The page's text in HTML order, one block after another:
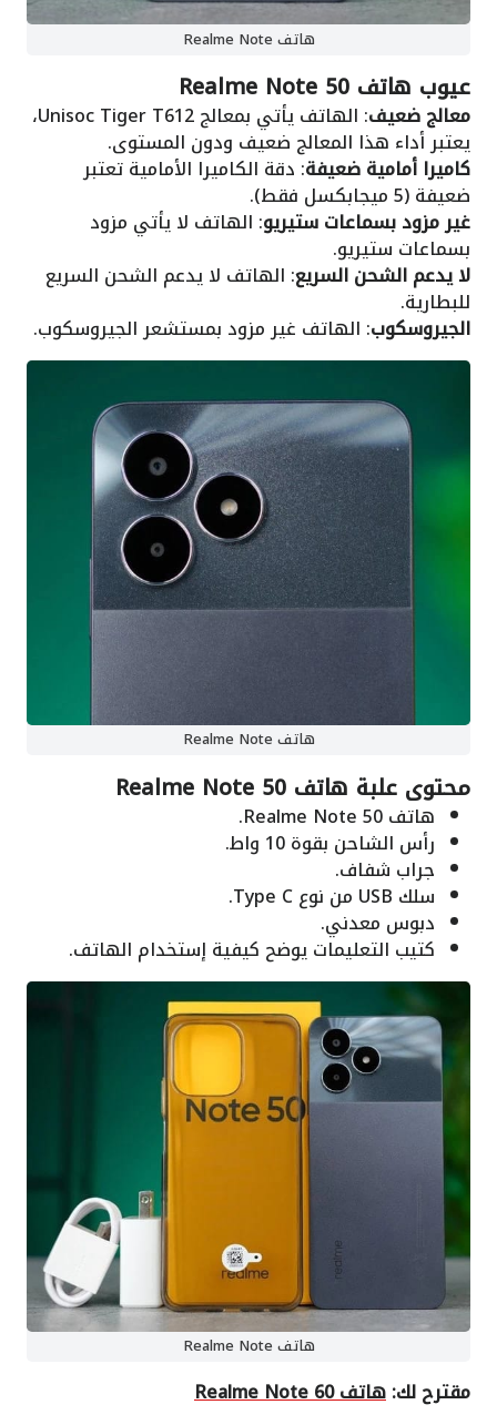
هاتف Realme Note
عيوب هاتف Realme Note 50
معالج ضعيف : الهاتف يأتي بمعالج Unisoc Tiger T612،
يعتبر أداء هذا المعالج ضعيف ودون المستوى.
كاميرا أمامية ضعيفة: دقة الكاميرا الأمامية تعتبر
ضعيفة (5 ميجابكسل فقط).
غير مزود بسماعات ستيريو: الهاتف لا يأتي مزود
بسماعات ستيريو.
لا يدعم الشحن السريع: الهاتف لا يدعم الشحن السريع
للبطارية.
الجيروسكوب: الهاتف غير مزود بمستشعر الجيروسكوب.
هاتف Realme Note
محتوى علبة هاتف Realme Note 50
هاتف Realme Note 50.
رأس الشاحن بقوة 10 واط.
جراب شفاف.
سلك USB من نوع Type C.
دبوس معدني.
كتيب التعليمات يوضح كيفية إستخدام الهاتف.
هاتف Realme Note
مقترح لك:هاتف Realme Note 60